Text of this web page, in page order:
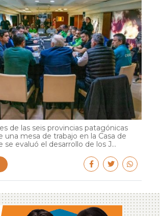
de las seis provincias patagónicas
una mesa de trabajo en la Casa de
se evaluó el desarrollo de los J...